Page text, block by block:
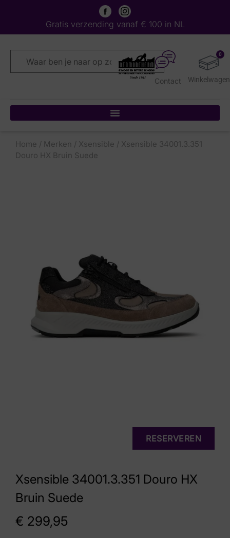
Gratis verzending vanaf € 100 in NL
0
Contact
Home / Merken / Xsensible / Xsensible 34001.3.351
Douro HX Bruin Suede
Xsensible 34001.3.351 Douro HX
Bruin Suede
€ 299,95
RESERVEREN